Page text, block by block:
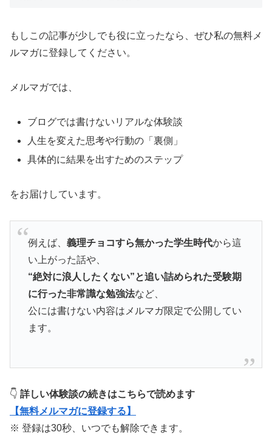
もしこの記事が少しでも役に立ったなら、ぜひ私の無料メ
ルマガに登録してください。
メルマガでは、
ブログでは書けないリアルな体験談
人生を変えた思考や行動の「裏側」
具体的に結果を出すためのステップ
をお届けしています。
例えば、 義理チョコすら無かった学生時代から這
い上がった話や、
“絶対に浪人したくない”と追い詰められた受験期
に行った非常識な勉強法など、
公には書けない内容はメルマガ限定で公開してい
ます。
👇 詳しい体験談の続きはこちらで読めます
【無料メルマガに登録する】
※ 登録は30秒、いつでも解除できます。